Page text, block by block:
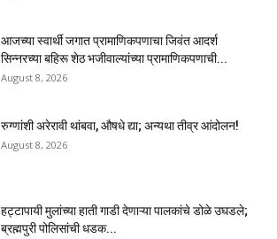
आजच्या स्वार्थी जगात प्रामाणिकपणाचा जिवंत आदर्श
सिन्नरच्या बहिरू शेठ भजीवाल्यांच्या प्रामाणिकपणाची...
August 8, 2026
रुग्णांशी अरेरावी थांबवा, औषधे द्या; अन्यथा तीव्र आंदोलन!
August 8, 2026
हट्टापायी मुलांच्या हाती गाडी देणाऱ्या पालकांचे डोळे उघडले;
ब्रह्मपुरी पोलिसांची धडक...